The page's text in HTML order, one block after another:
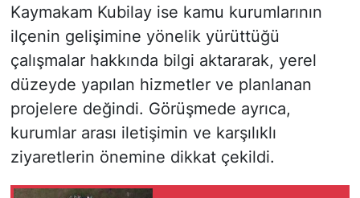
Kaymakam Kubilay ise kamu kurumlarının
ilçenin gelişimine yönelik yürüttüğü
çalışmalar hakkında bilgi aktararak, yerel
düzeyde yapılan hizmetler ve planlanan
projelere değindi. Görüşmede ayrıca,
kurumlar arası iletişimin ve karşılıklı
ziyaretlerin önemine dikkat çekildi.